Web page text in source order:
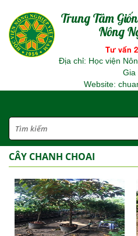
Trung Tâm
Nông
Tư vấn
Địa chỉ: Học viện
Gia
Website:
CÂY CHANH CHOAI